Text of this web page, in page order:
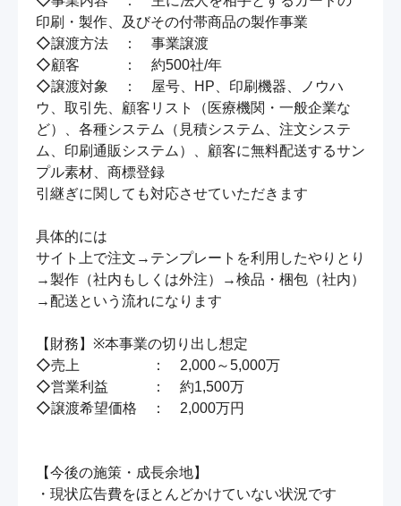
印刷・製作、及びその付帯商品の製作事業
◇譲渡方法　：　事業譲渡
◇顧客　　　：　約500社/年
◇譲渡対象　：　屋号、HP、印刷機器、ノウハ
ウ、取引先、顧客リスト（医療機関・一般企業な
ど）、各種システム（見積システム、注文システ
ム、印刷通販システム）、顧客に無料配送するサン
プル素材、商標登録
引継ぎに関しても対応させていただきます
具体的には
サイト上で注文→テンプレートを利用したやりとり
→製作（社内もしくは外注）→検品・梱包（社内）
→配送という流れになります
【財務】※本事業の切り出し想定
◇売上　　　　　：　2,000～5,000万
◇営業利益　　　：　約1,500万
◇譲渡希望価格　：　2,000万円
【今後の施策・成長余地】
・現状広告費をほとんどかけていない状況です